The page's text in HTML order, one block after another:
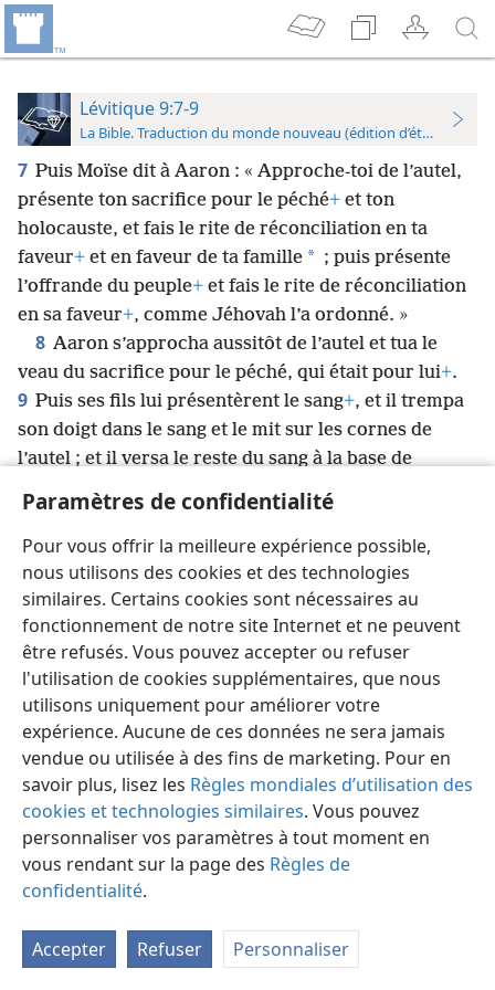
Paramètres de confidentialité
Pour vous offrir la meilleure expérience possible,
nous utilisons des cookies et des technologies
similaires. Certains cookies sont nécessaires au
fonctionnement de notre site Internet et ne peuvent
être refusés. Vous pouvez accepter ou refuser
l'utilisation de cookies supplémentaires, que nous
utilisons uniquement pour améliorer votre
expérience. Aucune de ces données ne sera jamais
vendue ou utilisée à des fins de marketing. Pour en
savoir plus, lisez les Règles mondiales d’utilisation des
cookies et technologies similaires. Vous pouvez
personnaliser vos paramètres à tout moment en
vous rendant sur la page des Règles de
confidentialité.
Accepter Refuser Personnaliser
Lévitique 9:7-9
La Bible. Traduction du monde nouveau (édition d’étude)
7 Puis Moïse dit à Aaron : « Approche-toi de l’autel,
présente ton sacrifice pour le péché+ et ton
holocauste, et fais le rite de réconciliation en ta
faveur+ et en faveur de ta famille * ; puis présente
l’offrande du peuple+ et fais le rite de réconciliation
en sa faveur+, comme Jéhovah l’a ordonné. »
8 Aaron s’approcha aussitôt de l’autel et tua le
veau du sacrifice pour le péché, qui était pour lui+.
9 Puis ses fils lui présentèrent le sang+, et il trempa
son doigt dans le sang et le mit sur les cornes de
l’autel ; et il versa le reste du sang à la base de
Préférences
Copyright© 2026 Watch Tower Bible and Tract Society of Pennsylvania
Conditions d’utilisation
Règles de confidentialité
Paramètres de confidentialité
JW.ORG Se connecter